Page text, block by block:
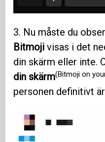
3. Nu måste du
Bitmoji visas i det
din skärm eller inte.
din skärm(Bitmoji on
personen definitivt är